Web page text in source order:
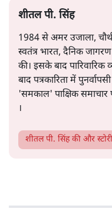
शीतल पी. सिंह
1984 से अमर उजाला,
स्वतंत्र भारत, दैनिक
की। इसके बाद
बाद पत्रकारिता में
'समकाल' पाक्षिक समाचार
।
शीतल पी. सिंहकी और